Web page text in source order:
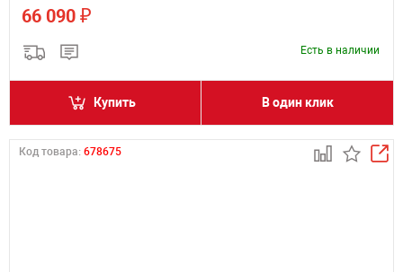
66 090 ₽
Есть в наличии
Купить В один клик
Код товара: 678675